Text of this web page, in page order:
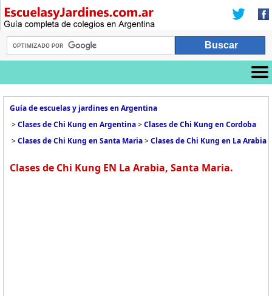
Guía de escuelas y jardines en Argentina
>Clases de Chi Kung en Argentina>Clases de Chi Kung en Cordoba
>Clases de Chi Kung en Santa Maria>Clases de Chi Kung en La Arabia
Clases de Chi Kung EN La Arabia, Santa Maria.